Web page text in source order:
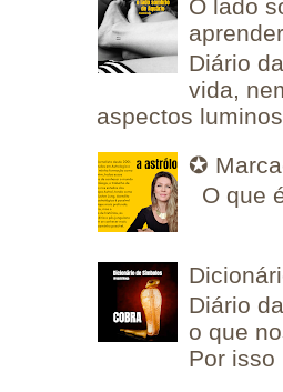
O lado
Diário
vida,
aspectos
✪
O que
Diário
o que
Por isso